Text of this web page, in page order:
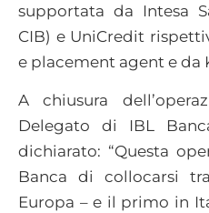
supportata da Intesa
CIB) e UniCredit
e placement agent e da
A chiusura
Delegato di IBL
dichiarato: “Questa
Banca di collocarsi
Europa – e il primo in